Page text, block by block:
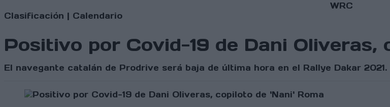
WRC
Clasificación | Calendario
Positivo por Covid-19 de Dani Oliveras,
El navegante catalán de Prodrive será baja de última hora en el Rallye Dakar 2021.